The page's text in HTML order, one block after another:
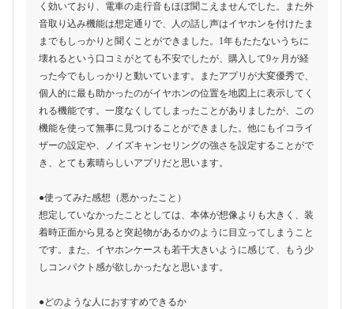
く効いており、電車の走行音もほぼ聞こえませんでした。また外
音取り込み機能は想定通りで、人の話し声はイヤホンを付けたま
までもしっかりと聞くことができました。1年もたたないうちに
壊れるという口コミがとても不安でしたが、購入して9ヶ月が経
った今でもしっかりと動いています。またアプリが大変優秀で、
個人的に最も助かったのがイヤホンの位置を地図上に表示してく
れる機能です。一度なくしてしまったことがありましたが、この
機能を使って無事に見つけることができました。他にもイコライ
ザーの設定や、ノイズキャンセリングの強さを設定することがで
き、とても素晴らしいアプリだと思います。
●使ってみた感想（悪かったこと）
想定していなかったこととしては、本体が想像よりも大きく、装
着時正面から見ると突起物があるかのように目立ってしまうこと
です。また、イヤホンケースも若干大きいように感じて、もう少
しコンパクト感が欲しかったなと思います。
●どのような人におすすめできるか